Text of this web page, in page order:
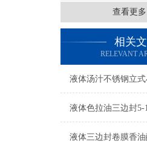
查看更
相关
RELEVANT